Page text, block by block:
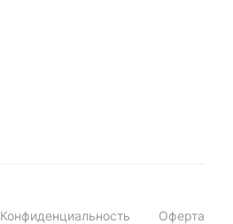
Конфиденциальность Оферта